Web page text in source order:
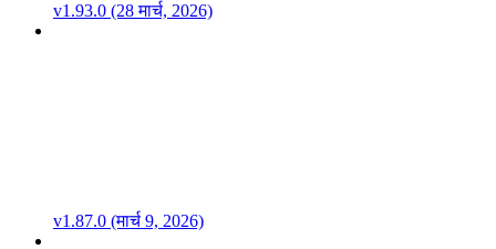
v1.93.0 (28 मार्च, 2026)
v1.87.0 (मार्च 9, 2026)